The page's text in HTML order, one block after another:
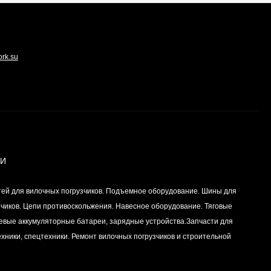
Вкладыш коренной
центральный STD (1шт
двигателей
Цена по
для вилочных погрузчиков. Подъемное оборудование. Шины для
Цепи противоскольжения. Навесное оборудование. Тяговые
аккумуляторные батареи, зарядные устройства.Запчасти для
спецтехники. Ремонт вилочных погрузчиков и строительной